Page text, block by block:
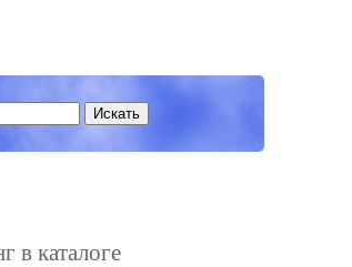
в каталоге